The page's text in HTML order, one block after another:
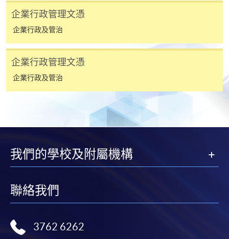
報讀新課程
申請人可按該課程網頁的右上角的
後按照指示填妥網上報名表格。
某些課程須甄選入學，並要求申請人上載課程網頁
docx, jpg 和pdf格式之附件。
申請人可使用以下方式繳交報名費或課程費用:
繳費靈網上服務
企業行政管理文憑
企業行政及管治
企業行政管理文憑
企業行政及管治
我們的學校及附屬機構
聯絡我們
3762 6262